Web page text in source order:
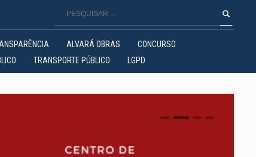
ALVARÁ OBRAS
CONCURSO
TRANSPORTE PÚBLICO LGPD
0 1 2